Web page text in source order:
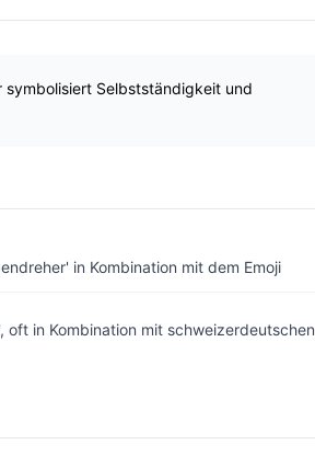
Selbstständigkeit und
in Kombination mit dem Emoji
in Kombination mit schweizerdeutschen